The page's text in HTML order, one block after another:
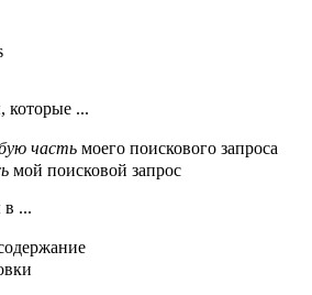
которые ...
часть моего поискового запроса
мой поисковой запрос
в ...